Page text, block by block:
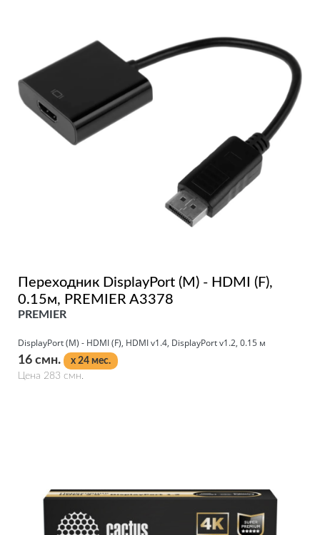
Переходник DisplayPort (M) - HDMI (F),
0.15м, PREMIER A3378
PREMIER
DisplayPort (M) - HDMI (F), HDMI v1.4, DisplayPort v1.2, 0.15 м
16 смн.
x 24 мес.
Цена 283 смн.